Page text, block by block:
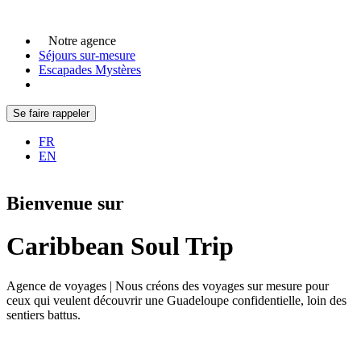
Notre agence
Séjours sur-mesure
Escapades Mystères
Se faire rappeler
FR
EN
Bienvenue sur
Caribbean Soul Trip
Agence de voyages | Nous créons des voyages sur mesure pour
ceux qui veulent découvrir une Guadeloupe confidentielle, loin des
sentiers battus.